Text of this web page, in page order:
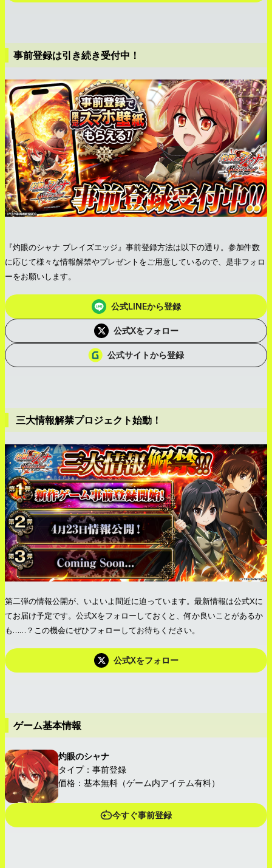
事前登録は引き続き受付中！
『灼眼のシャナ ブレイズエッジ』事前登録方法は以下の通り。参加件数
に応じて様々な情報解禁やプレゼントをご用意しているので、是非フォロ
ーをお願いします。
公式LINEから登録
公式Xをフォロー
公式サイトから登録
三大情報解禁プロジェクト始動！
第二弾の情報公開が、いよいよ間近に迫っています。最新情報は公式Xに
てお届け予定です。公式Xをフォローしておくと、何か良いことがあるか
も……？この機会にぜひフォローしてお待ちください。
公式Xをフォロー
ゲーム基本情報
灼眼のシャナ
タイプ：事前登録
価格：基本無料（ゲーム内アイテム有料）
今すぐ事前登録